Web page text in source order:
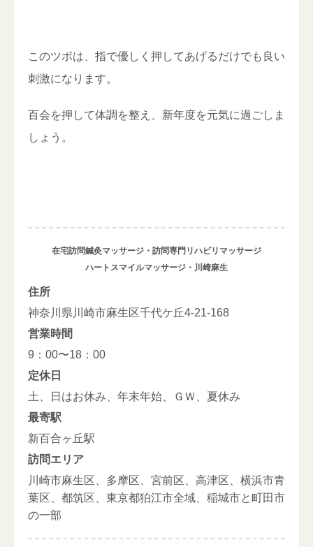
このツボは、指で優しく押してあげるだけでも良い
刺激になります。
百会を押して体調を整え、新年度を元気に過ごしま
しょう。
在宅訪問鍼灸マッサージ・訪問専門リハビリマッサージ
ハートスマイルマッサージ・川崎麻生
住所
神奈川県川崎市麻生区千代ケ丘4-21-168
営業時間
9：00〜18：00
定休日
土、日はお休み、年末年始、ＧＷ、夏休み
最寄駅
新百合ヶ丘駅
訪問エリア
川崎市麻生区、多摩区、宮前区、高津区、横浜市青
葉区、都筑区、東京都狛江市全域、稲城市と町田市
の一部